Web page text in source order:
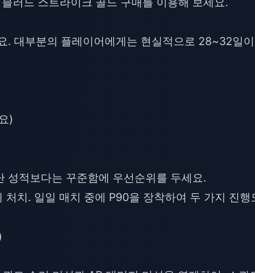
. 대부분의 플레이어에게는 현실적으로 28~32일
)
성적보다는 꾸준함에 우선순위를 두세요.
치. 일일 매치 중에 P90을 장착하여 두 가지 진행